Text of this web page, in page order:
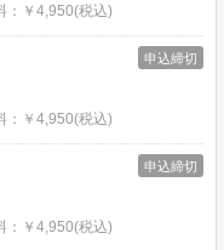
：￥4,950(税込)
申込締切
：￥4,950(税込)
申込締切
：￥4,950(税込)